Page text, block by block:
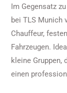
Im Gegensatz
bei TLS Munich
Chauffeur,
Fahrzeugen.
kleine Gruppen,
einen